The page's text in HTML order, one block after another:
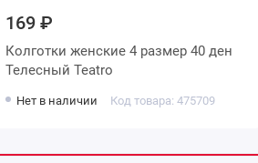
169 ₽
Колготки женские 4 размер 40 ден
Телесный Teatro
Нет в наличии Код товара: 475709